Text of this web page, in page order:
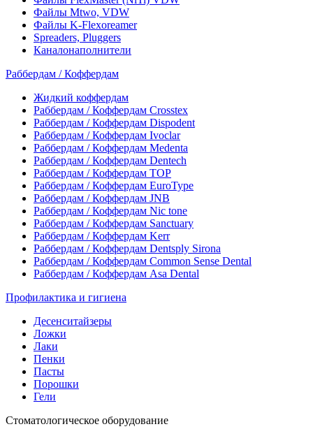
Файлы Mtwo, VDW
Файлы K-Flexoreamer
Spreaders, Pluggers
Каналонаполнители
Раббердам / Коффердам
Жидкий коффердам
Раббердам / Коффердам Crosstex
Раббердам / Коффердам Dispodent
Раббердам / Коффердам Ivoclar
Раббердам / Коффердам Medenta
Раббердам / Коффердам Dentech
Раббердам / Коффердам ТОР
Раббердам / Коффердам EuroType
Раббердам / Коффердам JNB
Раббердам / Коффердам Nic tone
Раббердам / Коффердам Sanctuary
Раббердам / Коффердам Kerr
Раббердам / Коффердам Dentsply Sirona
Раббердам / Коффердам Common Sense Dental
Раббердам / Коффердам Asa Dental
Профилактика и гигиена
Десенситайзеры
Ложки
Лаки
Пенки
Пасты
Порошки
Гели
Стоматологическое оборудование